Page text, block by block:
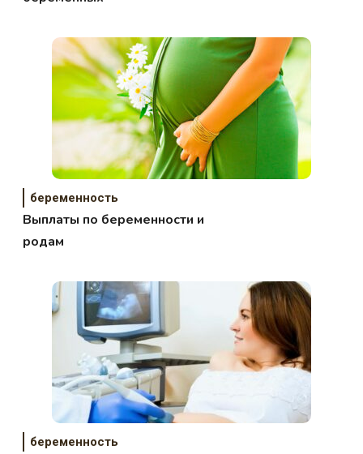
беременность
Выплаты по беременности и
родам
беременность